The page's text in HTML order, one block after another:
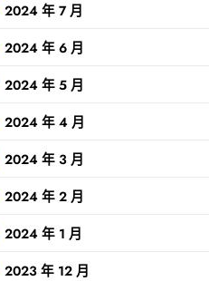
2024 年 7 月
2024 年 6 月
2024 年 5 月
2024 年 4 月
2024 年 3 月
2024 年 2 月
2024 年 1 月
2023 年 12 月